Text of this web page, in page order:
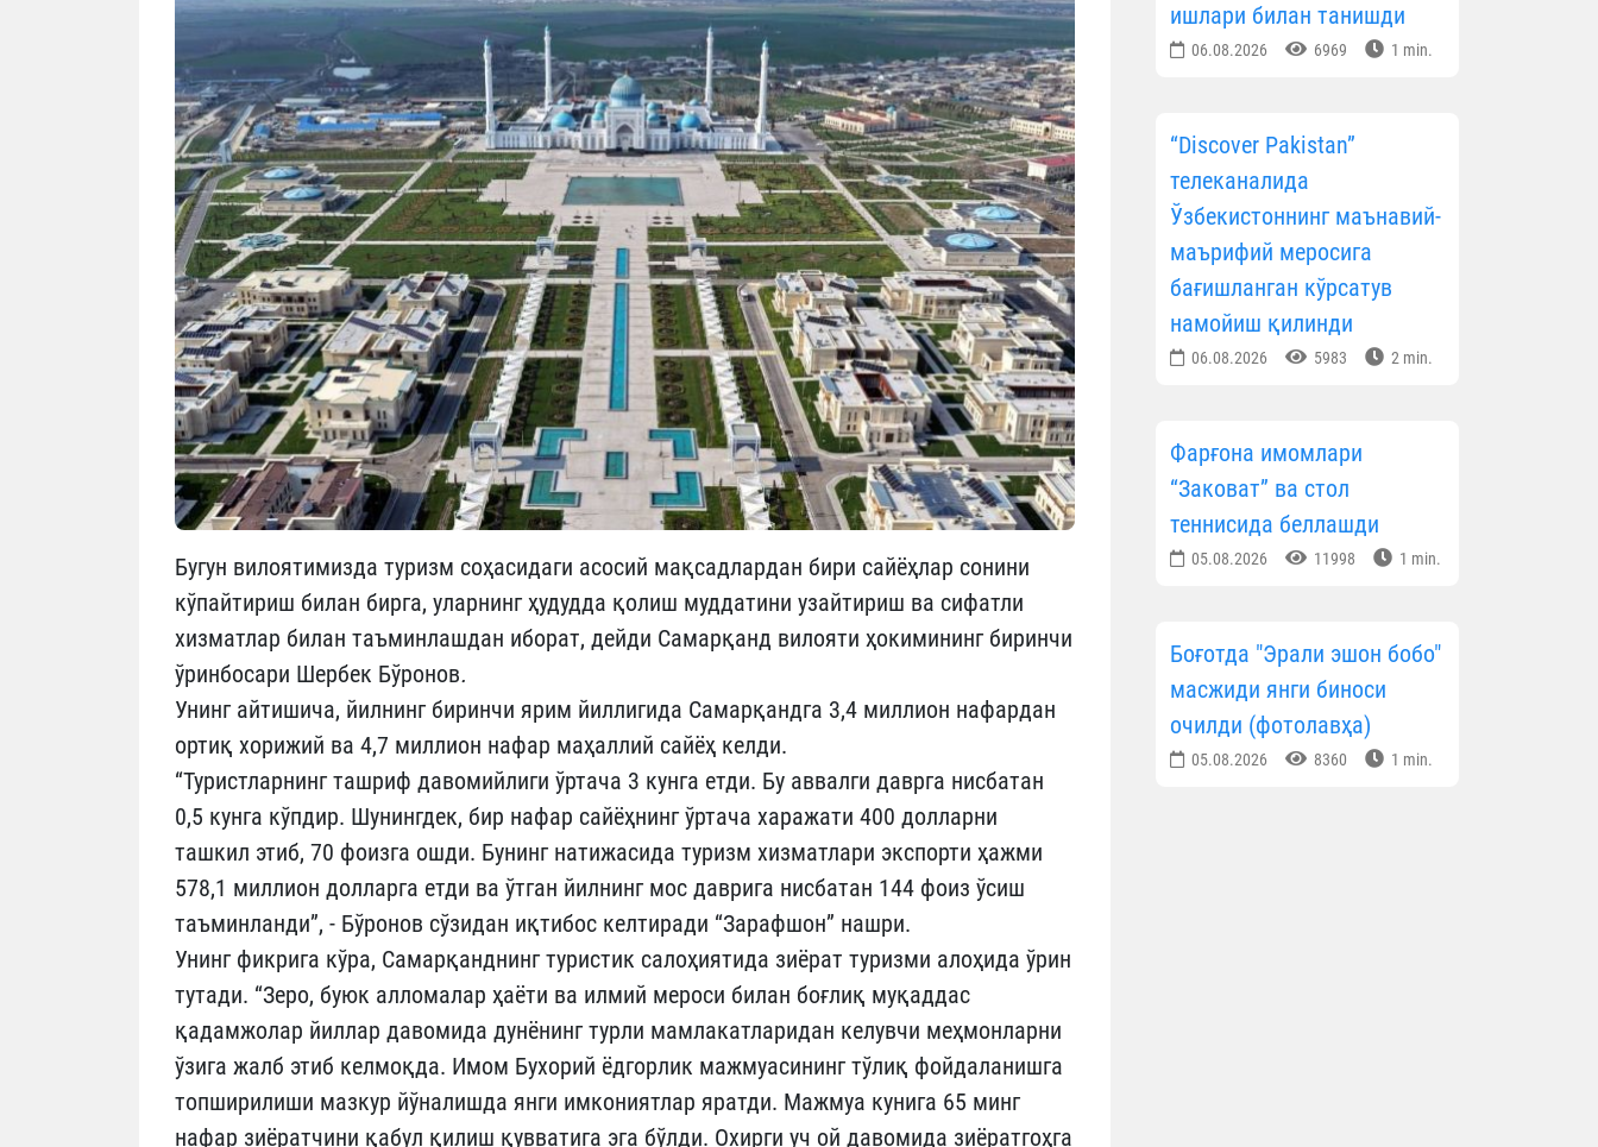
Бугун вилоятимизда туризм соҳасидаги асосий мақсадлардан бири сайёҳлар сонини
кўпайтириш билан бирга, уларнинг ҳудудда қолиш муддатини узайтириш ва сифатли
хизматлар билан таъминлашдан иборат, дейди Самарқанд вилояти ҳокимининг биринчи
ўринбосари Шербек Бўронов.
Унинг айтишича, йилнинг биринчи ярим йиллигида Самарқандга 3,4 миллион нафардан
ортиқ хорижий ва 4,7 миллион нафар маҳаллий сайёҳ келди.
“Туристларнинг ташриф давомийлиги ўртача 3 кунга етди. Бу аввалги даврга нисбатан
0,5 кунга кўпдир. Шунингдек, бир нафар сайёҳнинг ўртача харажати 400 долларни
ташкил этиб, 70 фоизга ошди. Бунинг натижасида туризм хизматлари экспорти ҳажми
578,1 миллион долларга етди ва ўтган йилнинг мос даврига нисбатан 144 фоиз ўсиш
таъминланди”, - Бўронов сўзидан иқтибос келтиради “Зарафшон” нашри.
Унинг фикрига кўра, Самарқанднинг туристик салоҳиятида зиёрат туризми алоҳида ўрин
тутади. “Зеро, буюк алломалар ҳаёти ва илмий мероси билан боғлиқ муқаддас
қадамжолар йиллар давомида дунёнинг турли мамлакатларидан келувчи меҳмонларни
ўзига жалб этиб келмоқда. Имом Бухорий ёдгорлик мажмуасининг тўлиқ фойдаланишга
топширилиши мазкур йўналишда янги имкониятлар яратди. Мажмуа кунига 65 минг
нафар зиёратчини қабул қилиш қувватига эга бўлди. Охирги уч ой давомида зиёратгоҳга
ишлари билан танишди
06.08.2026 6969 1 min.
“Discover Pakistan”
телеканалида
Ўзбекистоннинг маънавий-
маърифий меросига
бағишланган кўрсатув
намойиш қилинди
06.08.2026 5983 2 min.
Фарғона имомлари
“Заковат” ва стол
теннисида беллашди
05.08.2026 11998 1 min.
Боғотда "Эрали эшон бобо"
масжиди янги биноси
очилди (фотолавҳа)
05.08.2026 8360 1 min.